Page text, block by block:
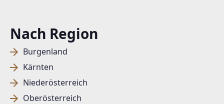
Nach Region
Burgenland
Kärnten
Niederösterreich
Oberösterreich